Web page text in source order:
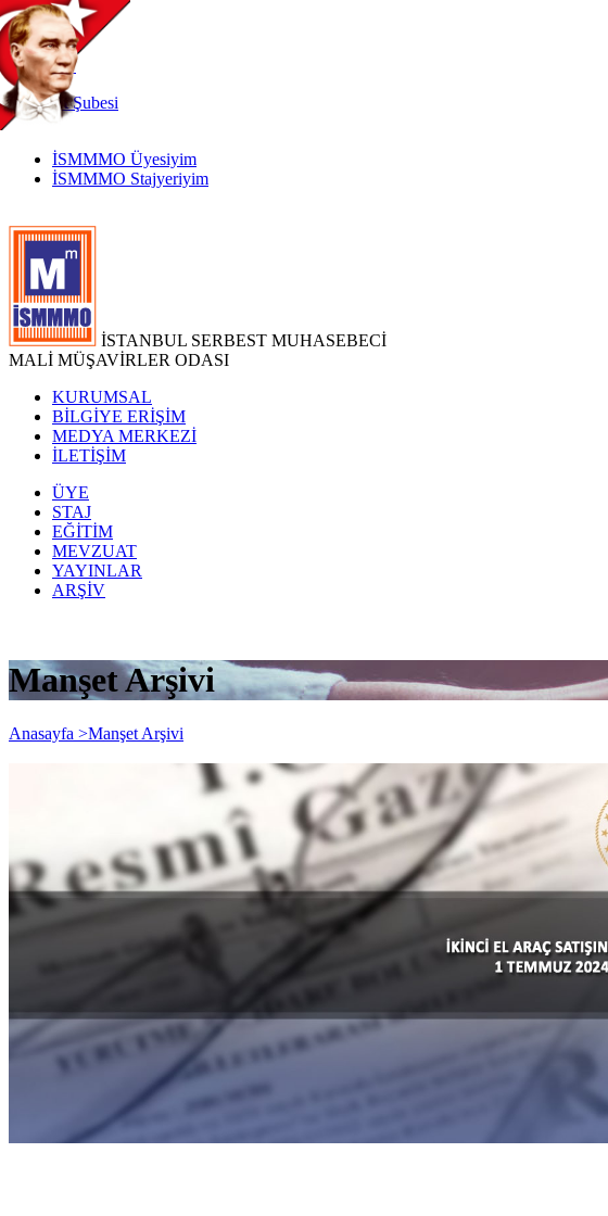
TR
|
EN
İnternetŞubesi
İSMMMO Üyesiyim
İSMMMO Stajyeriyim
İSTANBUL SERBEST MUHASEBECİ
MALİ MÜŞAVİRLER ODASI
KURUMSAL
BİLGİYE ERİŞİM
MEDYA MERKEZİ
İLETİŞİM
ÜYE
STAJ
EĞİTİM
MEVZUAT
YAYINLAR
ARŞİV
Manşet Arşivi
Anasayfa >Manşet Arşivi